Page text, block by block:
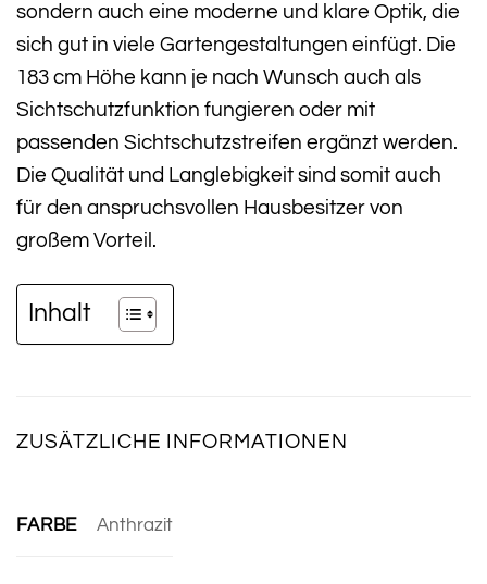
sondern auch eine moderne und klare Optik, die
sich gut in viele Gartengestaltungen einfügt. Die
183 cm Höhe kann je nach Wunsch auch als
Sichtschutzfunktion fungieren oder mit
passenden Sichtschutzstreifen ergänzt werden.
Die Qualität und Langlebigkeit sind somit auch
für den anspruchsvollen Hausbesitzer von
großem Vorteil.
Inhalt
ZUSÄTZLICHE INFORMATIONEN
FARBE Anthrazit